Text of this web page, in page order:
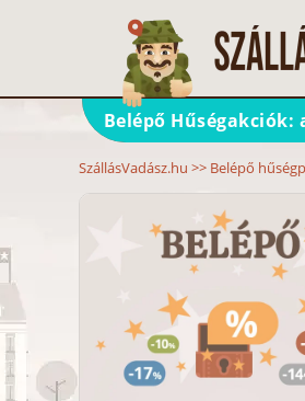
Belépő Hűségakciók:
SzállásVadász.hu >> Belépő